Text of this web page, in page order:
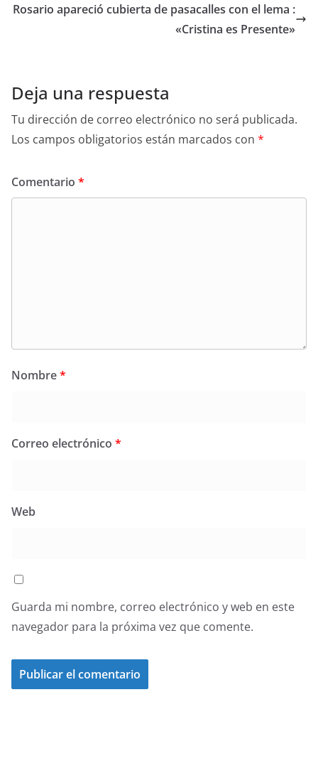
Rosario apareció cubierta de pasacalles con el lema :
«Cristina es Presente»
Deja una respuesta
Tu dirección de correo electrónico no será publicada.
Los campos obligatorios están marcados con *
Comentario *
Nombre*
Correo electrónico *
Web
Guarda mi nombre, correo electrónico y web en este
navegador para la próxima vez que comente.